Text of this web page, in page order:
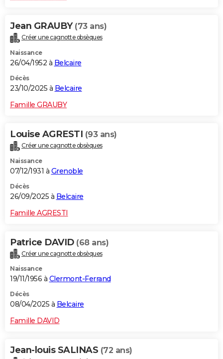
FORUM
Jean GRAUBY (73 ans)
Créer une cagnotte obsèques
Naissance
26/04/1952 à Belcaire
Décès
23/10/2025 à Belcaire
Famille GRAUBY
Louise AGRESTI (93 ans)
Créer une cagnotte obsèques
Naissance
07/12/1931 à Grenoble
Décès
26/09/2025 à Belcaire
Famille AGRESTI
Patrice DAVID (68 ans)
Créer une cagnotte obsèques
Naissance
19/11/1956 à Clermont-Ferrand
Décès
08/04/2025 à Belcaire
Famille DAVID
Jean-louis SALINAS (72 ans)